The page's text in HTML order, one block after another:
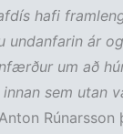
hafi
undanfarin ár
um að
sem utan
Rúnarsson